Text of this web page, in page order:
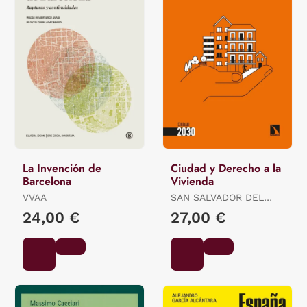
La Invención de
Barcelona
VVAA
24,00 €
Ciudad y Derecho a la
Vivienda
SAN SALVADOR DEL
27,00 €